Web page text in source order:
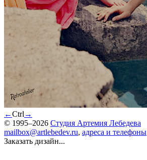
←Ctrl →
© 1995–2026 Студия Артемия Лебедева
mailbox@artlebedev.ru, адреса и телефоны
Заказать дизайн...